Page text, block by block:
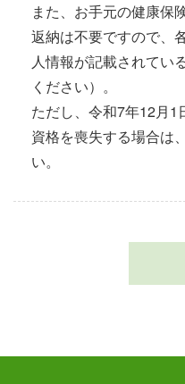
また、お手元の健康保
返納は不要ですので、
人情報が記載されてい
ください）。
ただし、令和7年12月
資格を喪失する場合は
い。